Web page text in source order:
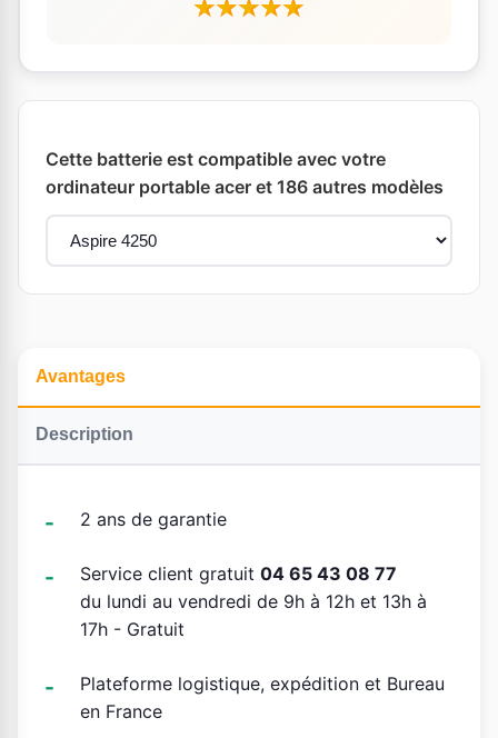
Cette batterie est compatible avec votre
ordinateur portable acer et 186 autres modèles
Avantages
Description
2 ans de garantie
Service client gratuit 04 65 43 08 77
du lundi au vendredi de 9h à 12h et 13h à
17h - Gratuit
Plateforme logistique, expédition et Bureau
en France